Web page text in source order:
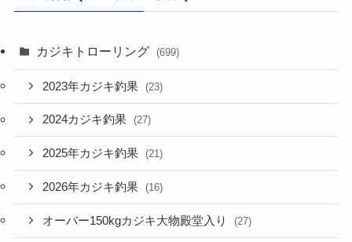
カジキトローリング (699)
2023年カジキ釣果 (23)
2024カジキ釣果 (27)
2025年カジキ釣果 (21)
2026年カジキ釣果 (16)
オーバー150kgカジキ大物殿堂入り (27)